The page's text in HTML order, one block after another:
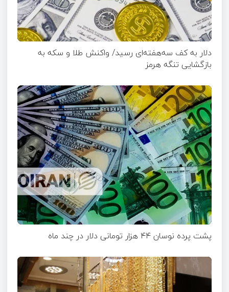
دلار به کف سه‌هفته‌ای رسید/ واکنش طلا و سکه به
بازگشایی تنگه هرمز
پشت پرده نوسان ۴۴ هزار تومانی دلار در چند ماه